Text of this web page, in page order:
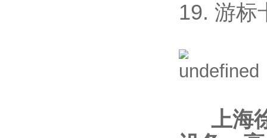
19. 游标
上海